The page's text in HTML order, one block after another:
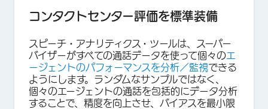
コンタクトセンター評価を標準装備
スピーチ・アナリティクス・ツールは、スーパー
バイザーがすべての通話データを使って個々のエ
ージェントのパフォーマンスを分析／監視できる
ようにします。ランダムなサンプルではなく、
個々のエージェントの通話を包括的にデータ分析
することで、精度を向上させ、バイアスを最小限